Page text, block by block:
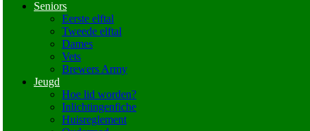
Seniors
Eerste elftal
Tweede elftal
Dames
Vets
Brewers Army
Jeugd
Hoe lid worden?
Inlichtingenfiche
Huisreglement